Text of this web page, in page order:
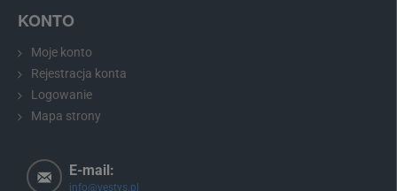
KONTO
Moje konto
Rejestracja konta
Logowanie
Mapa strony
E-mail:
info@vestys.pl